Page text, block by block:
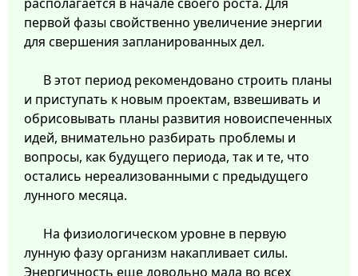
первой фазы свойственно увеличение энергии
для свершения запланированных дел.
В этот период рекомендовано строить планы
и приступать к новым проектам, взвешивать и
обрисовывать планы развития новоиспеченных
идей, внимательно разбирать проблемы и
вопросы, как будущего периода, так и те, что
остались нереализованными с предыдущего
лунного месяца.
На физиологическом уровне в первую
лунную фазу организм накапливает силы.
Энергичность еще довольно мала во всех